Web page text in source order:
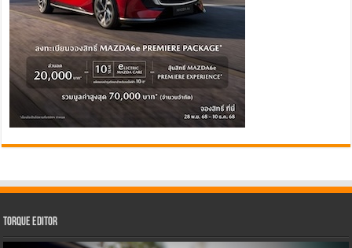
Torque Editor